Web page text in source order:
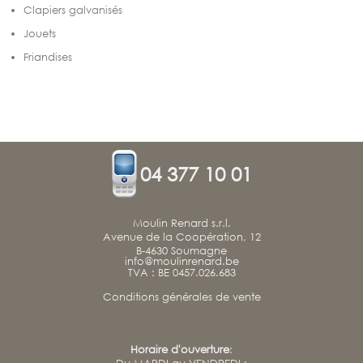
Plan d'accès
Clapiers galvanisés
Jouets
Friandises
04 377 10 01
Moulin Renard s.r.l.
Avenue de la Coopération, 12
B-4630 Soumagne
info@moulinrenard.be
TVA : BE 0457.026.683
Conditions générales de vente
Horaire d'ouverture: